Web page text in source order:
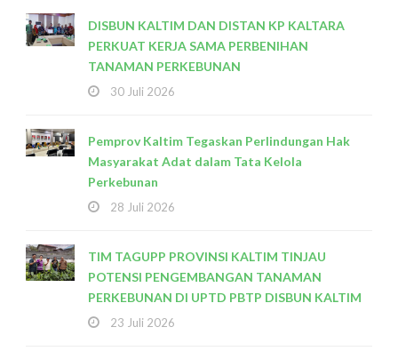
DISBUN KALTIM DAN DISTAN KP KALTARA
PERKUAT KERJA SAMA PERBENIHAN
TANAMAN PERKEBUNAN
30 Juli 2026
Pemprov Kaltim Tegaskan Perlindungan Hak
Masyarakat Adat dalam Tata Kelola
Perkebunan
28 Juli 2026
TIM TAGUPP PROVINSI KALTIM TINJAU
POTENSI PENGEMBANGAN TANAMAN
PERKEBUNAN DI UPTD PBTP DISBUN KALTIM
23 Juli 2026